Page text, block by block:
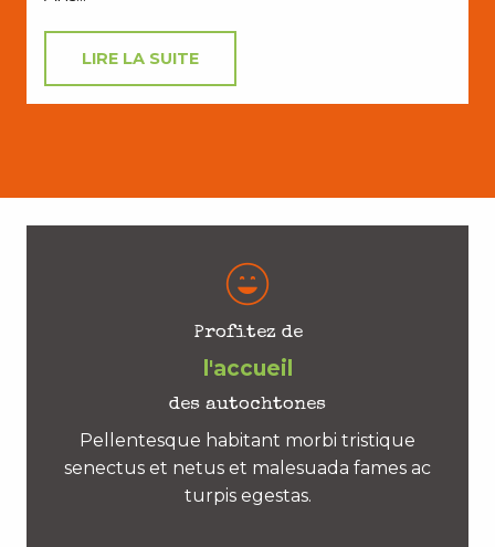
LIRE LA SUITE
Profitez de
l'accueil
des autochtones
Pellentesque habitant morbi tristique
senectus et netus et malesuada fames ac
turpis egestas.